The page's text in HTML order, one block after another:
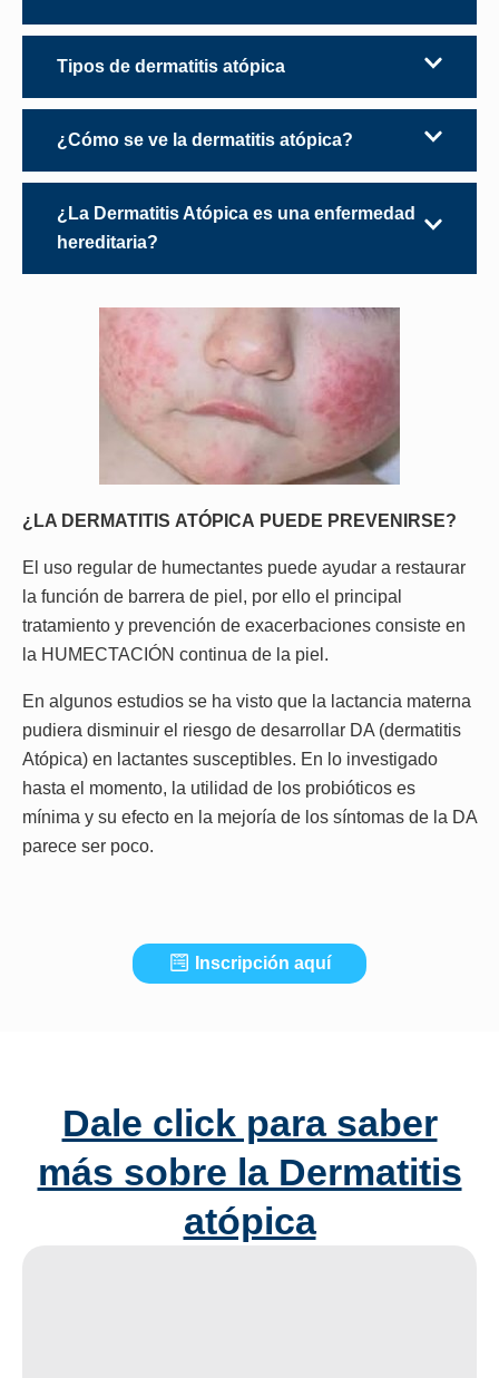
Tipos de dermatitis atópica
¿Cómo se ve la dermatitis atópica?
¿La Dermatitis Atópica es una enfermedad
hereditaria?
¿LA DERMATITIS ATÓPICA PUEDE PREVENIRSE?
El uso regular de humectantes puede ayudar a restaurar
la función de barrera de piel, por ello el principal
tratamiento y prevención de exacerbaciones consiste en
la HUMECTACIÓN continua de la piel.
En algunos estudios se ha visto que la lactancia materna
pudiera disminuir el riesgo de desarrollar DA (dermatitis
Atópica) en lactantes susceptibles. En lo investigado
hasta el momento, la utilidad de los probióticos es
mínima y su efecto en la mejoría de los síntomas de la DA
parece ser poco.
Inscripción aquí
Dale click para saber
más sobre la Dermatitis
atópica